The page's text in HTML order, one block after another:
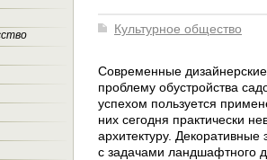
Культурное общество
Современные
проблему обустройства
успехом пользуется
них сегодня практически
архитектуру.
с задачами ландшафтного